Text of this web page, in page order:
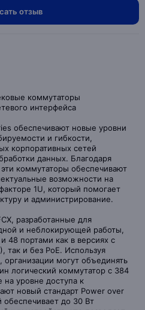
отзыв
коммутаторы
интерфейса
обеспечивают новые уровни
и гибкости,
корпоративных сетей
данных. Благодаря
коммутаторы обеспечивают
возможности на
1U, который помогает
и администрирование.
разработанные для
и неблокирующей работы,
48 портами как в версиях с
так и без PoE. Используя
могут объединять
логический коммутатор с 384
уровне доступа к
новый стандарт Power over
до 30 Вт